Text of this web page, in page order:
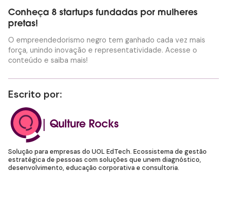
Conheça 8 startups fundadas por mulheres
pretas!
O empreendedorismo negro tem ganhado cada vez mais
força, unindo inovação e representatividade. Acesse o
conteúdo e saiba mais!
Escrito por:
Qulture Rocks
Solução para empresas do UOL EdTech. Ecossistema de gestão
estratégica de pessoas com soluções que unem diagnóstico,
desenvolvimento, educação corporativa e consultoria.